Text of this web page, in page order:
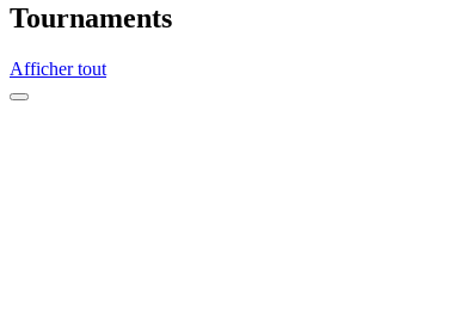
Tournaments
Afficher tout